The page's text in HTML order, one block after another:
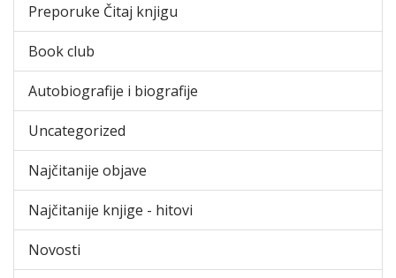
Preporuke Čitaj knjigu
Book club
Autobiografije i biografije
Uncategorized
Najčitanije objave
Najčitanije knjige - hitovi
Novosti